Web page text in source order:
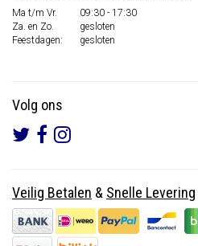
Ma t/m Vr.
09:30 - 17:30
Za. en Zo.
gesloten
Feestdagen:
gesloten
Volg ons
Veilig Betalen & Snelle Levering